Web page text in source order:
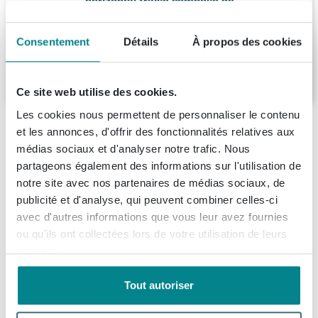
Consentement Détails À propos des cookies
Ce site web utilise des cookies.
Les cookies nous permettent de personnaliser le contenu
et les annonces, d'offrir des fonctionnalités relatives aux
médias sociaux et d'analyser notre trafic. Nous
partageons également des informations sur l'utilisation de
notre site avec nos partenaires de médias sociaux, de
publicité et d'analyse, qui peuvent combiner celles-ci
avec d'autres informations que vous leur avez fournies
ou qu'ils ont collectées lors de votre utilisation de leurs
services.
Tout autoriser
Livraison:1 - 2 semaines
Description
BRAUER Solution Meuble de salle de bains
sous-vasque - 160x46x50cm - 4 tiroirs
softclose sans poignée - 2 découpes pour
siphon - bois - chêne gris
Solution est un magnifique ajout à l’aménagement de
votre salle de bains. Avec ses dimensions de
160x46x50cm et son design unique en bois chêne gris,
Spécifications
Numéro d'article
SW393096
Numéro de fournisseur
OK-JY160VEG
Marque
Brauer
Joy
Données techniques
Fiches techniques
À propos de Brauer
Informations de commande et de livraison